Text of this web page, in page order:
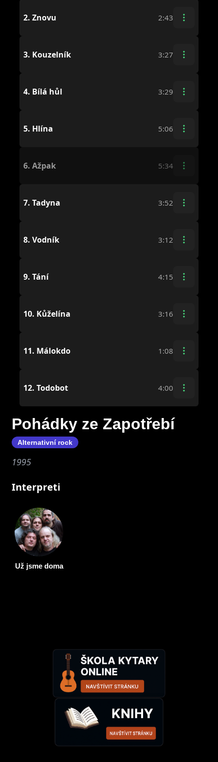
2. Znovu 2:43
3. Kouzelník 3:27
4. Bílá hůl 3:29
5. Hlína 5:06
6. Ažpak 5:34
7. Tadyna 3:52
8. Vodník 3:12
9. Tání 4:15
10. Kůželína 3:16
11. Málokdo 1:08
12. Todobot 4:00
Pohádky ze Zapotřebí
Alternativní rock
1995
Interpreti
Už jsme doma